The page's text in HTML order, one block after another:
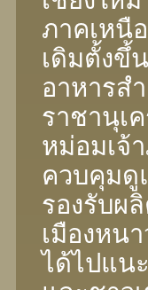
ภาคเหนื
เดิมตั้งขึ้
อาหารสํ
ราชานุเ
หม่อมเจ้
ควบคุมดู
รองรับผ
เมืองหน
ได้ไปแน